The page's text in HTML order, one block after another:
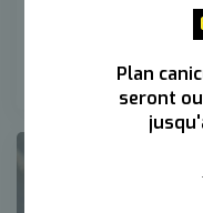
Plan
seront
Réduire le